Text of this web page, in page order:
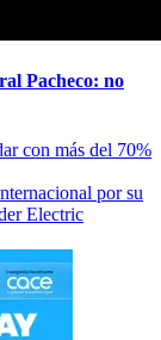
Pacheco: no
con más del 70%
por su
Electric